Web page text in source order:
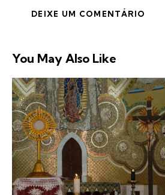
You May Also Like